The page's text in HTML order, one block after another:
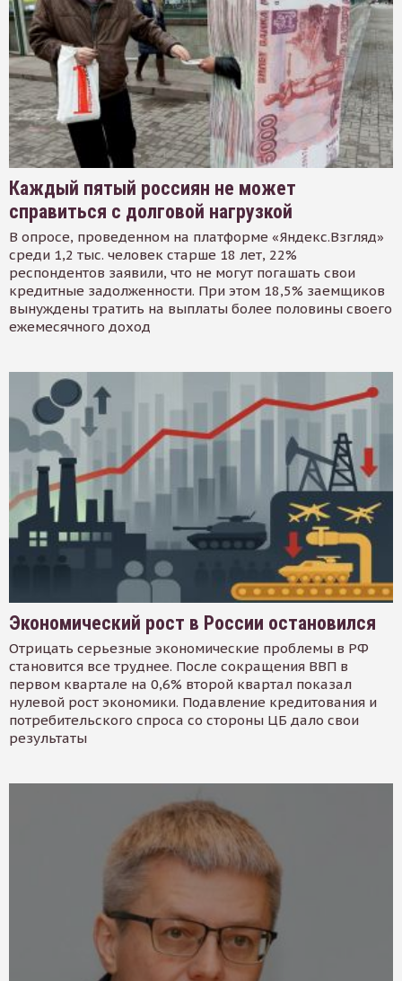
Каждый пятый россиян не может
справиться с долговой нагрузкой
В опросе, проведенном на платформе «Яндекс.Взгляд»
среди 1,2 тыс. человек старше 18 лет, 22%
респондентов заявили, что не могут погашать свои
кредитные задолженности. При этом 18,5% заемщиков
вынуждены тратить на выплаты более половины своего
ежемесячного доход
Экономический рост в России остановился
Отрицать серьезные экономические проблемы в РФ
становится все труднее. После сокращения ВВП в
первом квартале на 0,6% второй квартал показал
нулевой рост экономики. Подавление кредитования и
потребительского спроса со стороны ЦБ дало свои
результаты